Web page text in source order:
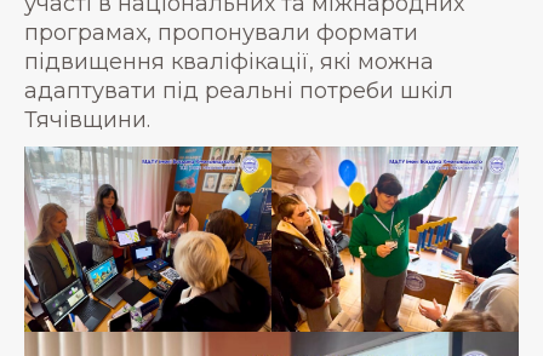
програмах, пропонували формати
підвищення кваліфікації, які можна
адаптувати під реальні потреби шкіл
Тячівщини.